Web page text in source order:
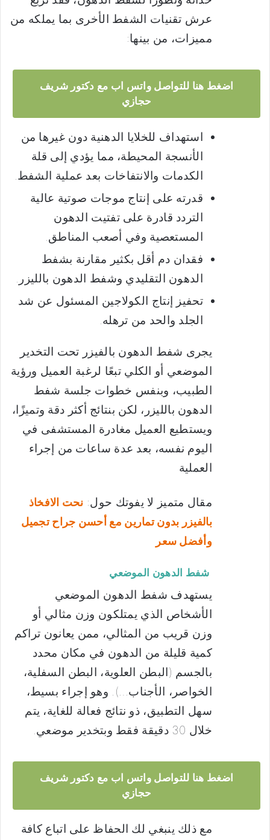
عرش تقنيات الشفط الأخرى بما يملكه من
مميزات، من بينها:
اضغط هنا للتواصل واتس اب مع دكتور شريف
حجازي
استهداف للخلايا الدهنية دون غيرها من
الأنسجة المحيطة، مما يؤدي إلى قلة
الكدمات والانتفاخات بعد عملية الشفط.
قدرته على إنتاج موجات صوتية عالية
التردد قادرة على تفتيت الدهون
المستعصية وفي أصعب المناطق.
فقدان دم أقل بكثير مقارنة بشفط
الدهون التقليدي وشفط الدهون بالليزر.
تحفيز إنتاج الكولاجين المسئول عن شد
الجلد والحد من ترهله.
يجرى شفط الدهون بالفيزر تحت التخدير
الموضعي أو الكلي تبعًا لرغبة العميل ورؤية
الطبيب، وبنفس خطوات جلسة شفط
الدهون بالليزر، لكن بنتائج أكثر دقة وتميزًا،
ويستطيع العميل مغادرة المستشفى في
اليوم نفسه، بعد عدة ساعات من إجراء
العملية
مقال متميز لا يفوتك حول: نحت الافخاذ
بالفيزر بدون تمارين مع أحسن جراح تجميل
وأفضل سعر
شفط الدهون الموضعي
يستهدف شفط الدهون الموضعي
الأشخاص الذي يمتلكون وزن مثالي أو
وزن قريب من المثالي، ممن يعانون تراكم
كمية قليلة من الدهون في مكان محدد
بالجسم (البطن العلوية، البطن السفلية،
الخواصر، الأجناب…). وهو إجراء بسيط،
سهل التطبيق، ذو نتائج فعالة للغاية، يتم
خلال 30 دقيقة فقط وبتخدير موضعي.
اضغط هنا للتواصل واتس اب مع دكتور شريف
حجازي
مع ذلك ينبغي لك الحفاظ على اتباع كافة